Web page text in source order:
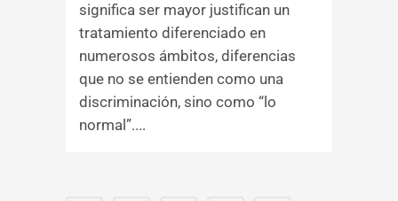
significa ser mayor justifican un
tratamiento diferenciado en
numerosos ámbitos, diferencias
que no se entienden como una
discriminación, sino como “lo
normal”....